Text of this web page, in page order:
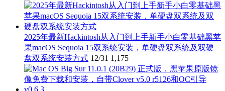
2025年最新Hackintosh从入门到上手新手小白零基础黑苹
果macOS Sequoia 15双系统安装，单硬盘双系统及双硬
盘双系统安装方式 12/31 1,175